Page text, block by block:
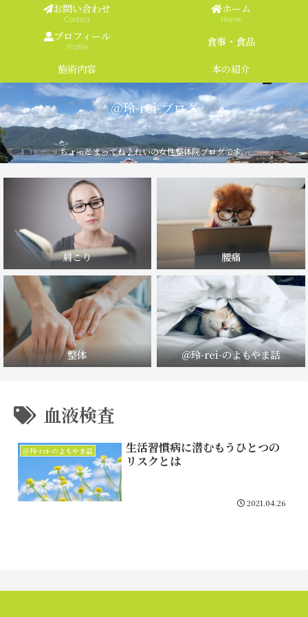
＠玲-rei-ブログ
ちょっとまってね♪れいの女性整体院ブログです。
お問い合わせ
Contact
ホーム
Home
プロフィール
Profile
食事・食品
施術内容
本の紹介
肩こり 腰痛
整体 ＠玲-rei-のよもやま話
血液検査
＠玲-rei-のよもやま話
生活習慣病に潜むもうひとつの
リスクとは
2021.04.26